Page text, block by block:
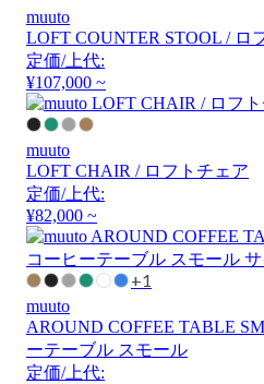
muuto
LOFT COUNTER STOOL / ロ
定価/上代:
¥107,000 ~
muuto
LOFT CHAIR / ロフトチェア
定価/上代:
¥82,000 ~
+1
muuto
AROUND COFFEE TABLE
ーテーブル スモール
定価/上代: